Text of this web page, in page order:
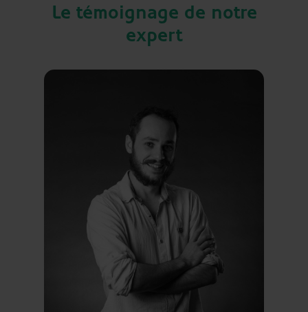
Le témoignage de notre
expert